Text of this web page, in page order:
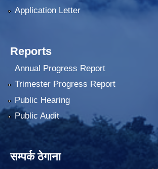
Application Letter
Reports
Annual Progress Report
Trimester Progress Report
Public Hearing
Public Audit
सम्पर्क ठेगाना